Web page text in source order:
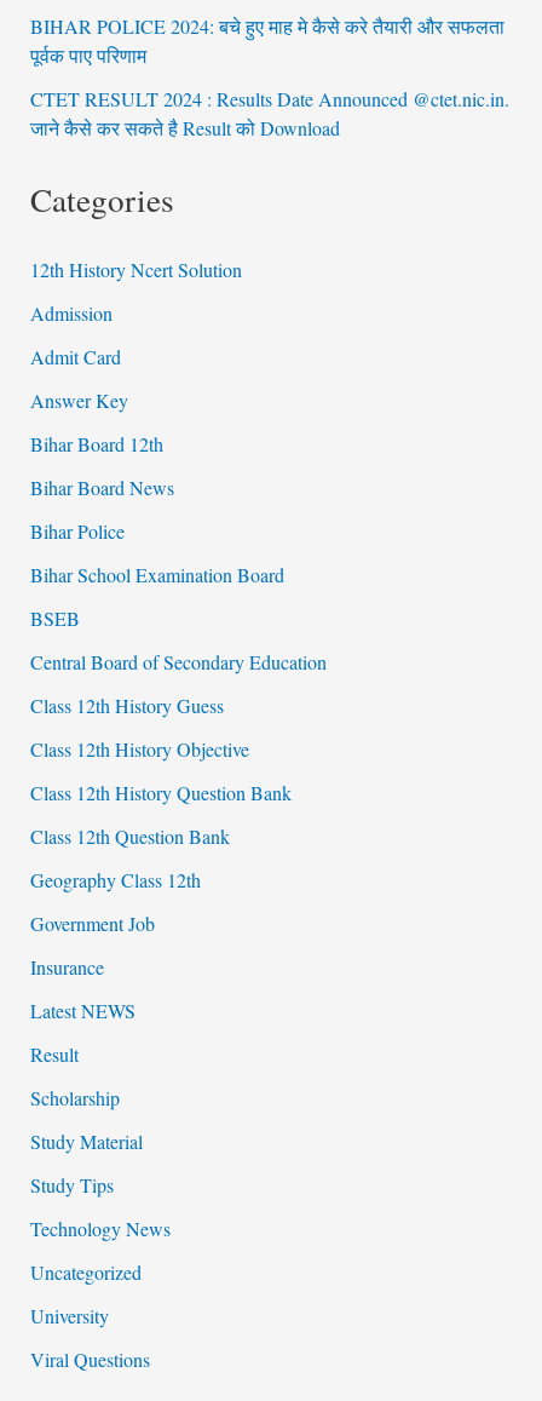
BIHAR POLICE 2024: बचे हुए माह मे कैसे करे तैयारी और सफलता
पूर्वक पाए परिणाम
CTET RESULT 2024 : Results Date Announced @ctet.nic.in.
जाने कैसे कर सकते है Result को Download
Categories
12th History Ncert Solution
Admission
Admit Card
Answer Key
Bihar Board 12th
Bihar Board News
Bihar Police
Bihar School Examination Board
BSEB
Central Board of Secondary Education
Class 12th History Guess
Class 12th History Objective
Class 12th History Question Bank
Class 12th Question Bank
Geography Class 12th
Government Job
Insurance
Latest NEWS
Result
Scholarship
Study Material
Study Tips
Technology News
Uncategorized
University
Viral Questions